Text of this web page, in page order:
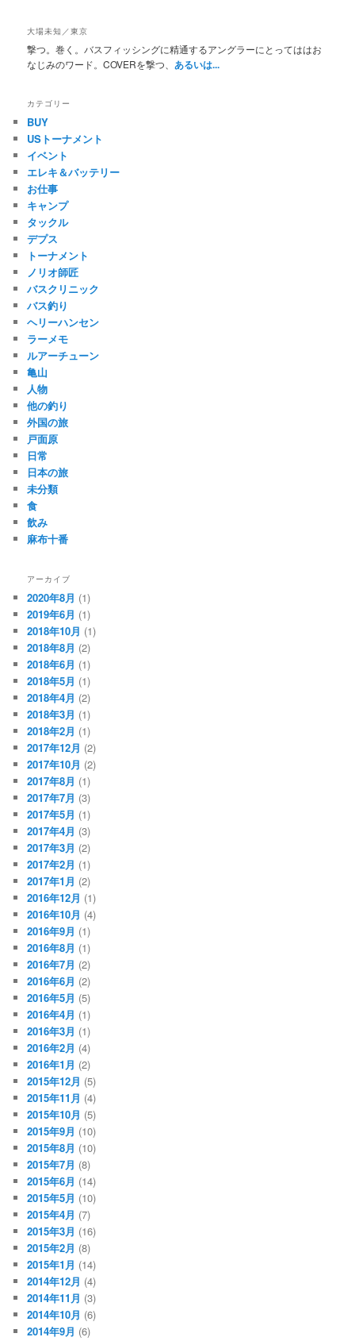
大場未知／東京
撃つ。巻く。バスフィッシングに精通するアングラーにとってははお
なじみのワード。COVERを撃つ、 あるいは...
カテゴリー
BUY
USトーナメント
イベント
エレキ＆バッテリー
お仕事
キャンプ
タックル
デプス
トーナメント
ノリオ師匠
バスクリニック
バス釣り
ヘリーハンセン
ラーメモ
ルアーチューン
亀山
人物
他の釣り
外国の旅
戸面原
日常
日本の旅
未分類
食
飲み
麻布十番
アーカイブ
2020年8月 (1)
2019年6月 (1)
2018年10月 (1)
2018年8月 (2)
2018年6月 (1)
2018年5月 (1)
2018年4月 (2)
2018年3月 (1)
2018年2月 (1)
2017年12月 (2)
2017年10月 (2)
2017年8月 (1)
2017年7月 (3)
2017年5月 (1)
2017年4月 (3)
2017年3月 (2)
2017年2月 (1)
2017年1月 (2)
2016年12月 (1)
2016年10月 (4)
2016年9月 (1)
2016年8月 (1)
2016年7月 (2)
2016年6月 (2)
2016年5月 (5)
2016年4月 (1)
2016年3月 (1)
2016年2月 (4)
2016年1月 (2)
2015年12月 (5)
2015年11月 (4)
2015年10月 (5)
2015年9月 (10)
2015年8月 (10)
2015年7月 (8)
2015年6月 (14)
2015年5月 (10)
2015年4月 (7)
2015年3月 (16)
2015年2月 (8)
2015年1月 (14)
2014年12月 (4)
2014年11月 (3)
2014年10月 (6)
2014年9月 (6)